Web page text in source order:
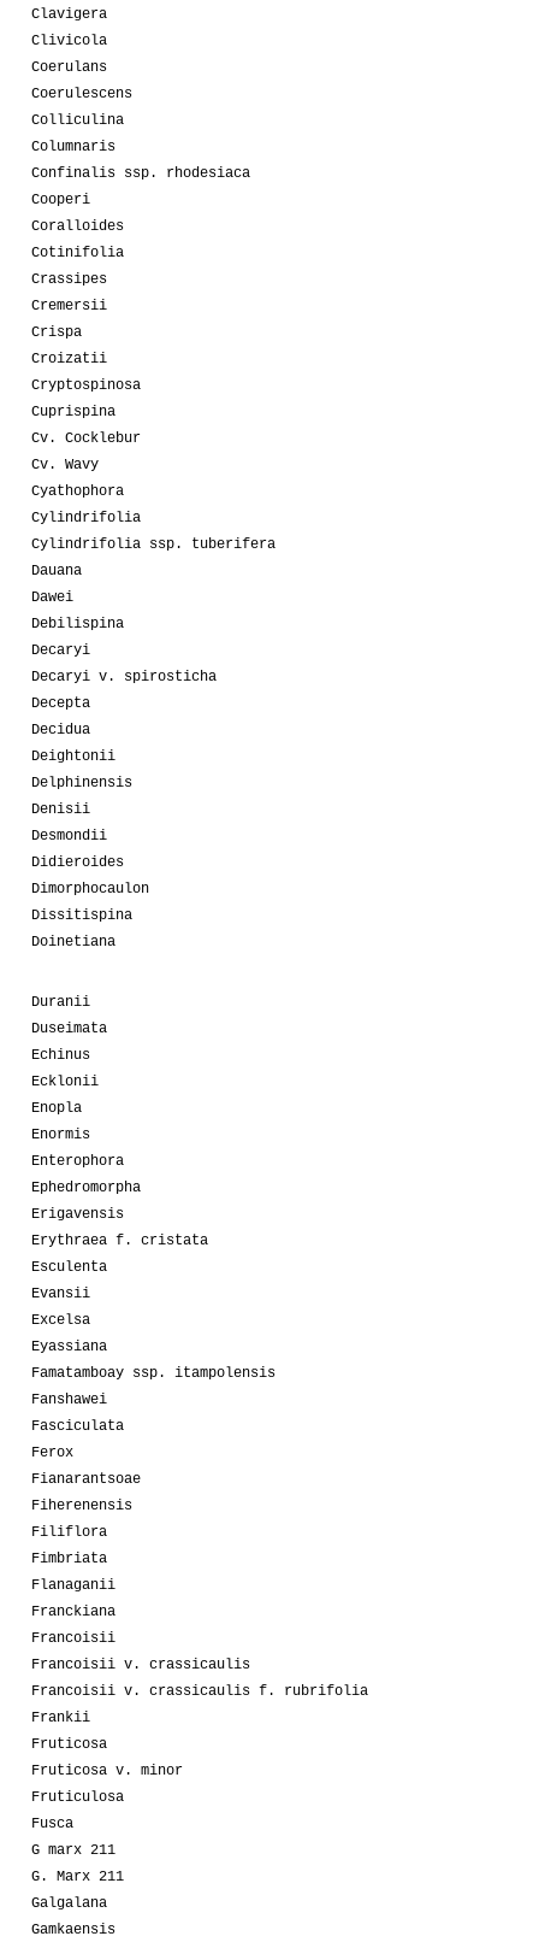
Clavigera
Clivicola
Coerulans
Coerulescens
Colliculina
Columnaris
Confinalis ssp. rhodesiaca
Cooperi
Coralloides
Cotinifolia
Crassipes
Cremersii
Crispa
Croizatii
Cryptospinosa
Cuprispina
Cv. Cocklebur
Cv. Wavy
Cyathophora
Cylindrifolia
Cylindrifolia ssp. tuberifera
Dauana
Dawei
Debilispina
Decaryi
Decaryi v. spirosticha
Decepta
Decidua
Deightonii
Delphinensis
Denisii
Desmondii
Didieroides
Dimorphocaulon
Dissitispina
Doinetiana
Duranii
Duseimata
Echinus
Ecklonii
Enopla
Enormis
Enterophora
Ephedromorpha
Erigavensis
Erythraea f. cristata
Esculenta
Evansii
Excelsa
Eyassiana
Famatamboay ssp. itampolensis
Fanshawei
Fasciculata
Ferox
Fianarantsoae
Fiherenensis
Filiflora
Fimbriata
Flanaganii
Franckiana
Francoisii
Francoisii v. crassicaulis
Francoisii v. crassicaulis f. rubrifolia
Frankii
Fruticosa
Fruticosa v. minor
Fruticulosa
Fusca
G marx 211
G. Marx 211
Galgalana
Gamkaensis